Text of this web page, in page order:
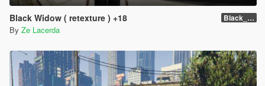
Black Widow ( retexture ) +18 Black_Widow ( Retexture ) Attention +18
By Ze Lacerda